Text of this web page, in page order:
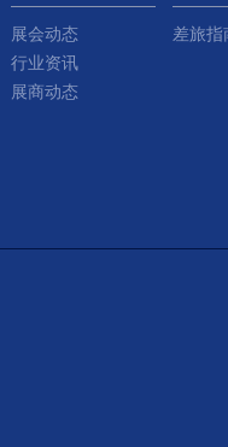
展会动态
行业资讯
展商动态
差旅指